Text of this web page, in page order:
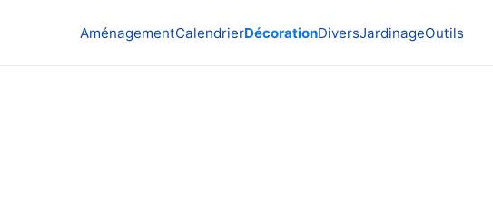
AménagementCalendrierDécorationDiversJardinageOutils